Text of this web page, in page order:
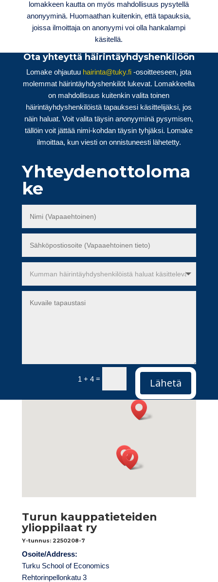
lomakkeen kautta on myös mahdollisuus pysytellä
anonyyminä. Huomaathan kuitenkin, että tapauksia,
joissa ilmoittaja on anonyymi voi olla hankalampi
käsitellä.
Ota yhteyttä häirintäyhdyshenkilöön
Lomake ohjautuu hairinta@tuky.fi -osoitteeseen, jota
molemmat häirintäyhdyshenkilöt lukevat. Lomakkeella
on mahdollisuus kuitenkin valita toinen
häirintäyhdyshenkilöistä tapauksesi käsittelijäksi, jos
näin haluat. Voit valita täysin anonyyminä pysymisen,
tällöin voit jättää nimi-kohdan täysin tyhjäksi. Lomake
ilmoittaa, kun viesti on onnistuneesti lähetetty.
Yhteydenottoloma
ke
1 + 4 = Lähetä
Turun kauppatieteiden
ylioppilaat ry
Y-tunnus: 2250208-7
Osoite/Address:
Turku School of Economics
Rehtorinpellonkatu 3